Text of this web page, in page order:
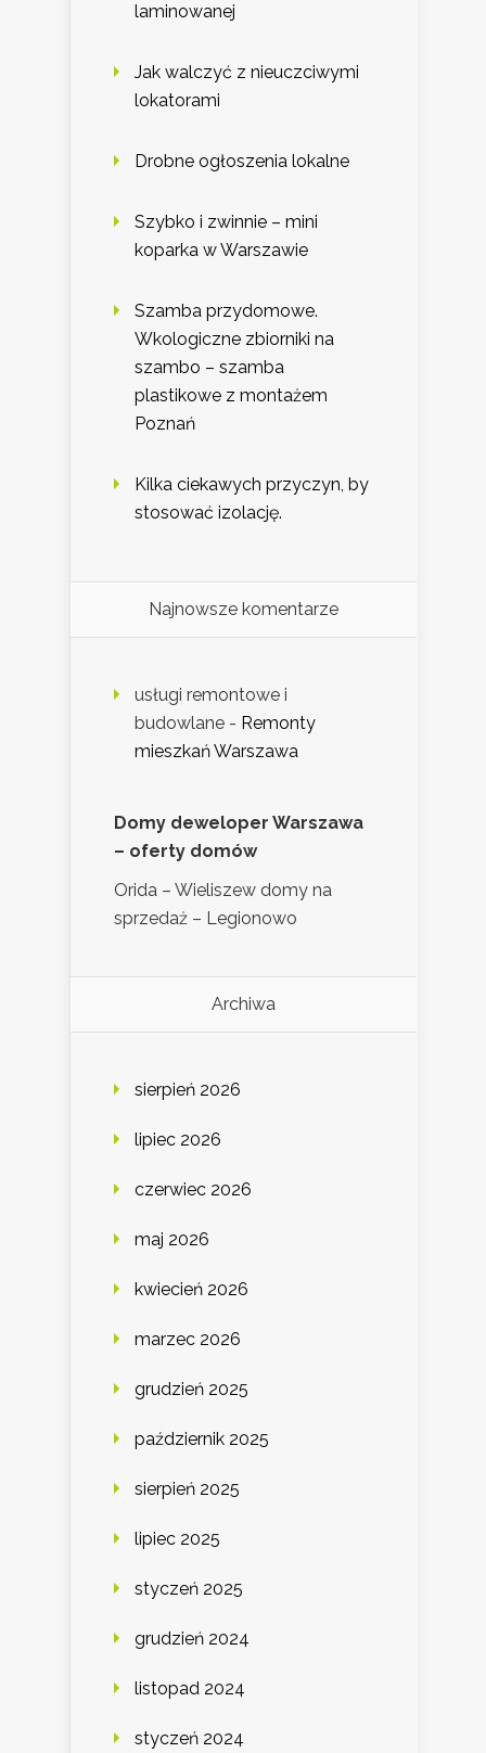
laminowanej
Jak walczyć z nieuczciwymi
lokatorami
Drobne ogłoszenia lokalne
Szybko i zwinnie – mini
koparka w Warszawie
Szamba przydomowe.
Wkologiczne zbiorniki na
szambo – szamba
plastikowe z montażem
Poznań
Kilka ciekawych przyczyn, by
stosować izolację.
Najnowsze komentarze
usługi remontowe i
budowlane - Remonty
mieszkań Warszawa
Domy deweloper Warszawa
– oferty domów
Orida – Wieliszew domy na
sprzedaż – Legionowo
Archiwa
sierpień 2026
lipiec 2026
czerwiec 2026
maj 2026
kwiecień 2026
marzec 2026
grudzień 2025
październik 2025
sierpień 2025
lipiec 2025
styczeń 2025
grudzień 2024
listopad 2024
styczeń 2024